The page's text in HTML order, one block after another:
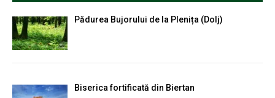
Pădurea Bujorului de la Plenița (Dolj)
Biserica fortificată din Biertan